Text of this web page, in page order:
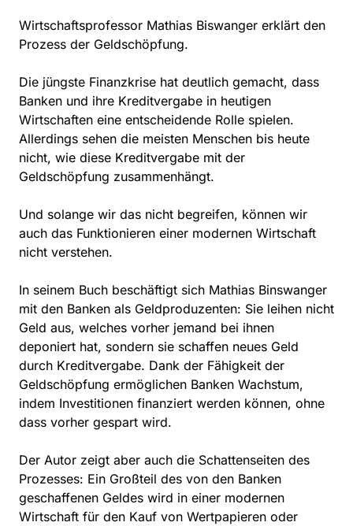
Wirtschaftsprofessor Mathias Biswanger erklärt den
Prozess der Geldschöpfung.
Die jüngste Finanzkrise hat deutlich gemacht, dass
Banken und ihre Kreditvergabe in heutigen
Wirtschaften eine entscheidende Rolle spielen.
Allerdings sehen die meisten Menschen bis heute
nicht, wie diese Kreditvergabe mit der
Geldschöpfung zusammenhängt.
Und solange wir das nicht begreifen, können wir
auch das Funktionieren einer modernen Wirtschaft
nicht verstehen.
In seinem Buch beschäftigt sich Mathias Binswanger
mit den Banken als Geldproduzenten: Sie leihen nicht
Geld aus, welches vorher jemand bei ihnen
deponiert hat, sondern sie schaffen neues Geld
durch Kreditvergabe. Dank der Fähigkeit der
Geldschöpfung ermöglichen Banken Wachstum,
indem Investitionen finanziert werden können, ohne
dass vorher gespart wird.
Der Autor zeigt aber auch die Schattenseiten des
Prozesses: Ein Großteil des von den Banken
geschaffenen Geldes wird in einer modernen
Wirtschaft für den Kauf von Wertpapieren oder